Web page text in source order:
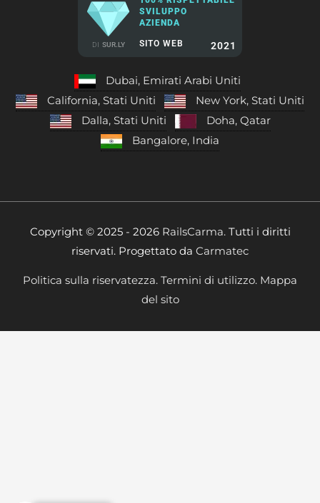
DI SUR.LY
SVILUPPO
AZIENDA
SITO WEB 2021
Dubai, Emirati Arabi Uniti
California, Stati Uniti
New York, Stati Uniti
Dalla, Stati Uniti
Doha, Qatar
Bangalore, India
Copyright © 2025 - 2026 RailsCarma.Tutti i diritti
riservati. Progettato da Carmatec
Politica sulla riservatezza. Termini di utilizzo. Mappa
del sito